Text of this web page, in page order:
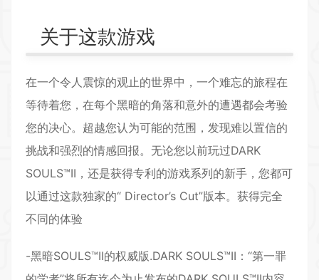
关于这款游戏
在一个令人震惊的观止的世界中，一个难忘的旅程在
等待着您，在每个黑暗的角落和意外的遭遇都会考验
您的决心。超越您认为可能的范围，发现难以置信的
挑战和强烈的情感回报。无论您以前玩过DARK
SOULS™II，还是获得专利的游戏系列的新手，您都可
以通过这款独家的“ Director’s Cut”版本。获得完全
不同的体验
-黑暗SOULS™II的权威版.DARK SOULS™II：“第一罪